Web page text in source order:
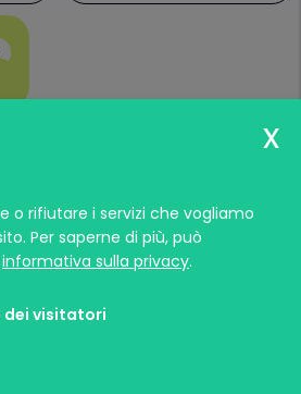
Prevenzione in
di primo e secondo grado in
il Comitato provinciale per le
il supporto dell’Azienda
Il progetto pilota è stato
o rifiutare i servizi che vogliamo
Per saperne di più, può
informativa sulla privacy.
visitatori